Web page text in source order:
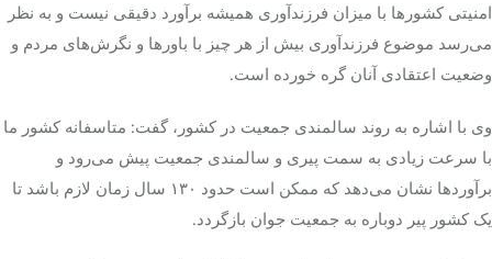
امنیتی کشورها با میزان فرزندآوری همیشه برآورد دقیقی نیست و به نظر
می‌رسد موضوع فرزندآوری بیش از هر چیز با باورها و نگرش‌های مردم و
وضعیت اعتقادی آنان گره خورده است.
وی با اشاره به روند سالمندی جمعیت در کشور، گفت: متاسفانه کشور ما
با سرعت زیادی به سمت پیری و سالمندی جمعیت پیش می‌رود و
برآوردها نشان می‌دهد که ممکن است حدود ۱۳۰ سال زمان لازم باشد تا
یک کشور پیر دوباره به جمعیت جوان بازگردد.